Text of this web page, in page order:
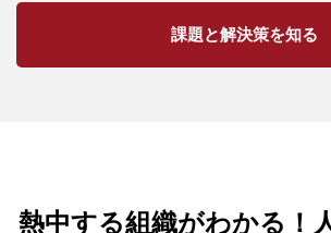
課題と解決策を知る
熱中する組織がわかる！